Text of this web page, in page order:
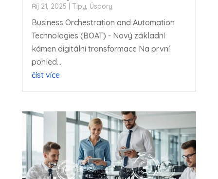
Říj 21, 2025 Tipy, Úspory
Business Orchestration and Automation
Technologies (BOAT) - Nový základní
kámen digitální transformace Na první
pohled...
číst více